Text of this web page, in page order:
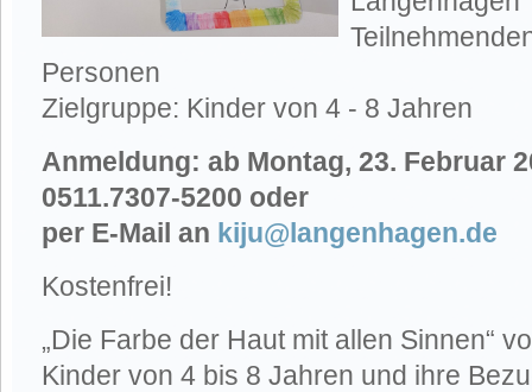
Personen
Zielgruppe: Kinder von 4 - 8 Jahren
Anmeldung: ab Montag, 23. Februar
0511.7307-5200 oder
per E-Mail an kiju@langenhagen.de
Kostenfrei!
„Die Farbe der Haut mit allen Sinnen“
Kinder von 4 bis 8 Jahren und ihre